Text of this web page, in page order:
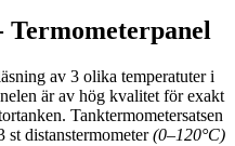
Termometerpanel
av 3 olika temperatuter i
är av hög kvalitet för exakt
Tanktermometersatsen
st distanstermometer(0–120°C)